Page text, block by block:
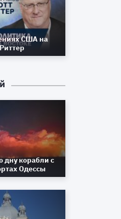
США на
дну корабли с
Одессы